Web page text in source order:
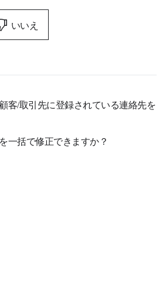
いいえ
客/取引先に登録されている連絡先を
一括で修正できますか？